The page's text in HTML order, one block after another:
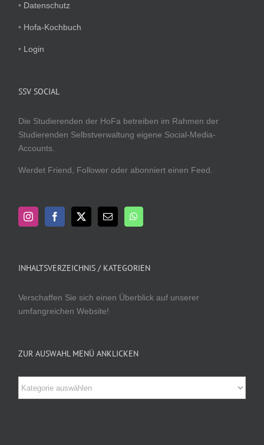
• Datenschutz
• Hofa-Kochbuch
• Login
SSV SOCIAL
Die Studierenden der HoFa betreiben im Rahmen der
Studierenden Selbstverwaltung eigene Social-Media-
Accounts.
Werdet Friend, Follower oder abonniert einen Feed.
INHALTSVERZEICHNIS / KATEGORIEN
Verschaffen Sie sich einen Überblick auf unserer
umfangreichen Website!
ZUR AUSWAHL MENÜ ANKLICKEN
Zur
Auswahl